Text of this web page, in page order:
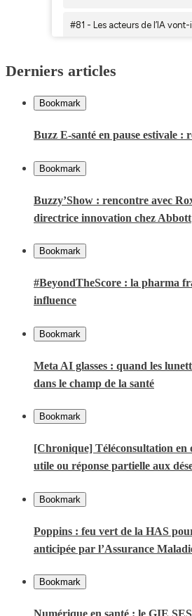
Derniers articles
Bookmark
Buzz E-santé en pause estivale :
Bookmark
Buzzy’Show : rencontre avec
directrice innovation chez Abbott
Bookmark
#BeyondTheScore : la pharma
influence
Bookmark
Meta AI glasses : quand les
dans le champ de la santé
Bookmark
[Chronique] Téléconsultation en
utile ou réponse partielle aux
Bookmark
Poppins : feu vert de la HAS
anticipée par l’Assurance
Bookmark